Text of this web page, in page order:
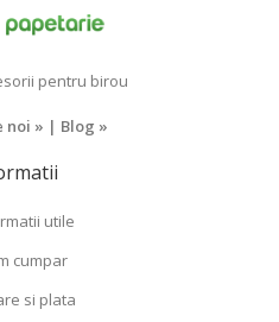
pentru birou
noi » | Blog »
utile
cumpar
si plata